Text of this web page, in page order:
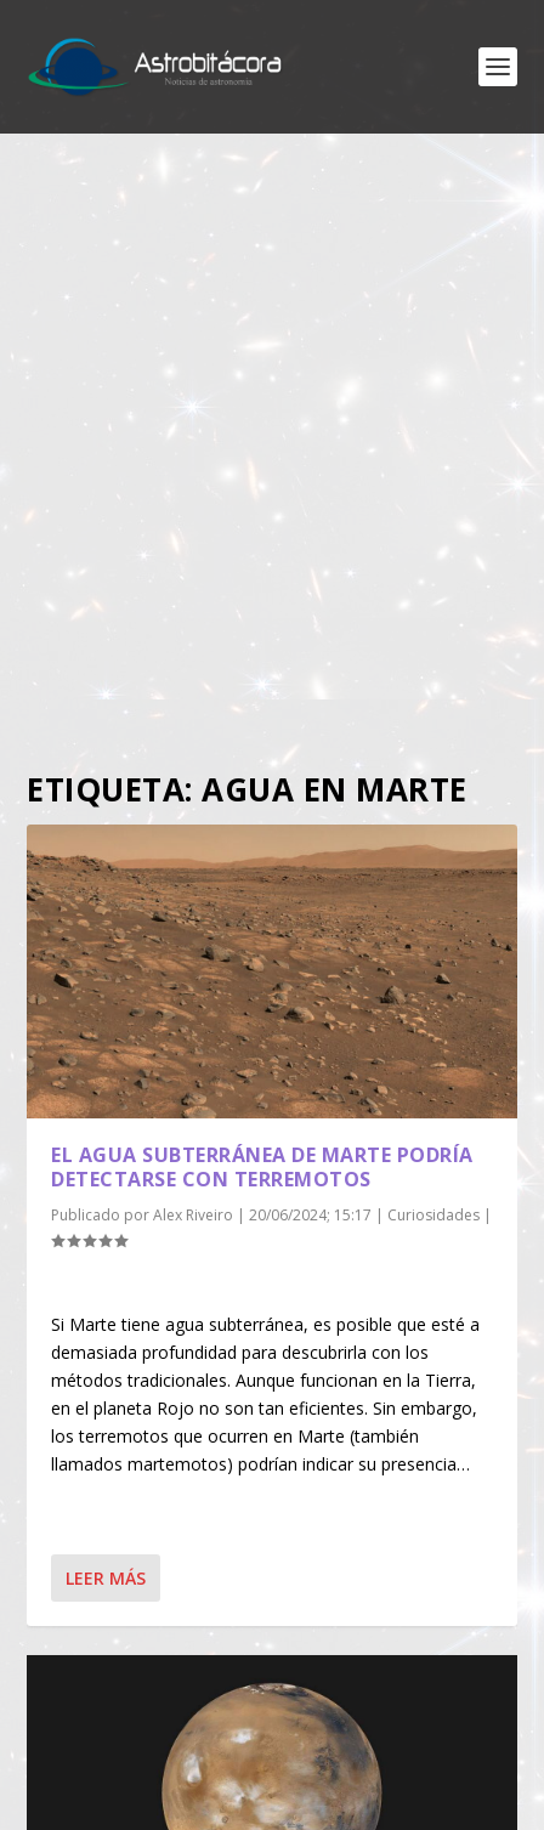
ETIQUETA:AGUA EN MARTE
EL AGUA SUBTERRÁNEA DE MARTE PODRÍA
DETECTARSE CON TERREMOTOS
Publicado porAlex Riveiro |20/06/2024; 15:17 | Curiosidades |
Si Marte tiene agua subterránea, es posible que esté a
demasiada profundidad para descubrirla con los
métodos tradicionales. Aunque funcionan en la Tierra,
en el planeta Rojo no son tan eficientes. Sin embargo,
los terremotos que ocurren en Marte (también
llamados martemotos) podrían indicar su presencia…
LEER MÁS